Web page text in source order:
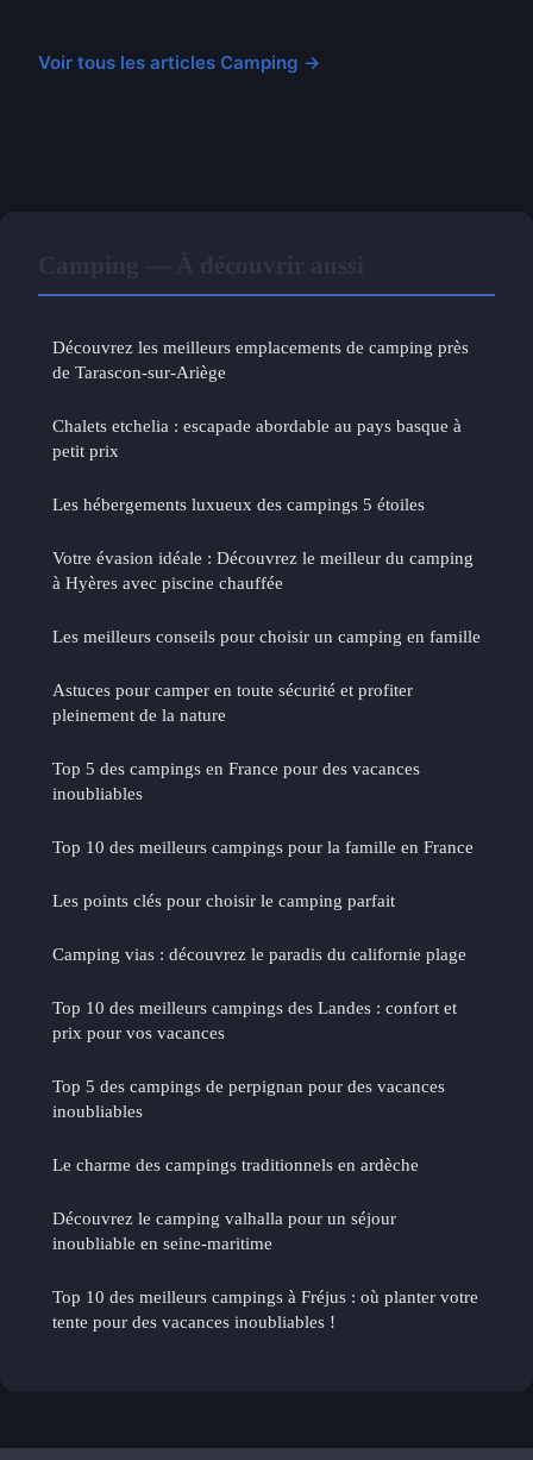
Voir tous les articles Camping →
Découvrez les meilleurs emplacements de camping près
de Tarascon-sur-Ariège
Chalets etchelia : escapade abordable au pays basque à
petit prix
Les hébergements luxueux des campings 5 étoiles
Votre évasion idéale : Découvrez le meilleur du camping
à Hyères avec piscine chauffée
Les meilleurs conseils pour choisir un camping en famille
Astuces pour camper en toute sécurité et profiter
pleinement de la nature
Top 5 des campings en France pour des vacances
inoubliables
Top 10 des meilleurs campings pour la famille en France
Les points clés pour choisir le camping parfait
Camping vias : découvrez le paradis du californie plage
Top 10 des meilleurs campings des Landes : confort et
prix pour vos vacances
Top 5 des campings de perpignan pour des vacances
inoubliables
Le charme des campings traditionnels en ardèche
Découvrez le camping valhalla pour un séjour
inoubliable en seine-maritime
Top 10 des meilleurs campings à Fréjus : où planter votre
tente pour des vacances inoubliables !